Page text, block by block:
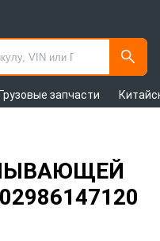
Грузовые запчасти